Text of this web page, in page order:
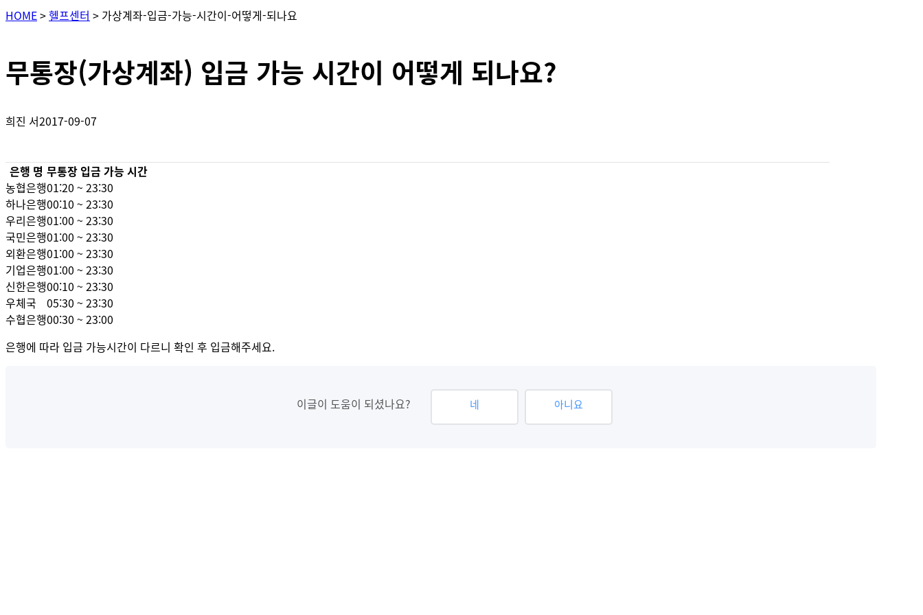
HOME>헬프센터 > 가상계좌-입금-가능-시간이-어떻게-되나요
무통장(가상계좌) 입금 가능 시간이 어떻게 되나요?
희진 서2017-09-07
은행 명 무통장 입금 가능 시간
농협은행01:20 ~ 23:30
하나은행00:10 ~ 23:30
우리은행01:00 ~ 23:30
국민은행01:00 ~ 23:30
외환은행01:00 ~ 23:30
기업은행01:00 ~ 23:30
신한은행00:10 ~ 23:30
우체국
05:30 ~ 23:30
수협은행00:30 ~ 23:00
은행에 따라 입금 가능시간이 다르니 확인 후 입금해주세요.
이글이 도움이 되셨나요? 네 아니요